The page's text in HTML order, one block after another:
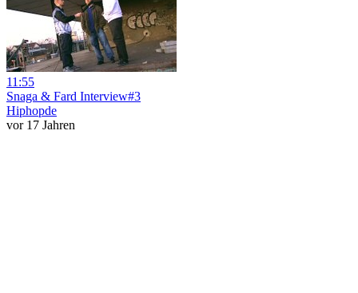
11:55
Snaga & Fard Interview#3
Hiphopde
vor 17 Jahren